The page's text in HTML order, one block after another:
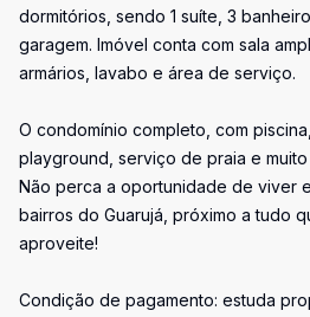
dormitórios, sendo 1 suíte, 3
garagem. Imóvel conta com sala
armários, lavabo e área de serviço.
O condomínio completo, com
playground, serviço de praia e muito
Não perca a oportunidade de viver
bairros do Guarujá, próximo a tudo
aproveite!
Condição de pagamento: estuda